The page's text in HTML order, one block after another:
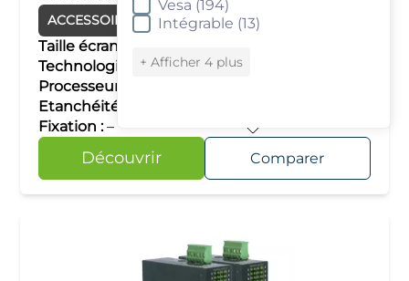
Vesa (194)
Intégrable (13)
+ Afficher 4 plus
ACCESSOIRES Switch industriel
Taille écran :
Technologie tactile :–
Processeur :
Etanchéité :
Fixation :–
Découvrir Comparer